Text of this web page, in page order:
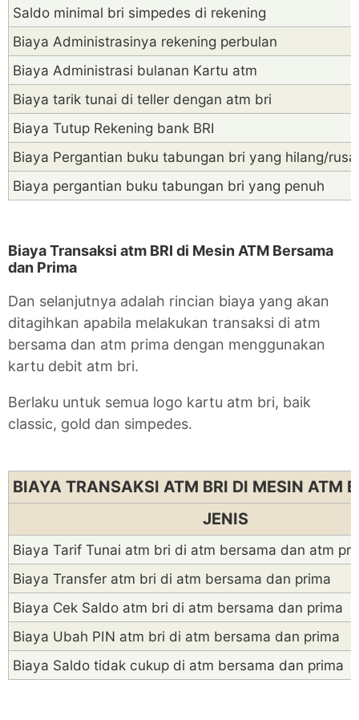
Saldo minimal bri simpedes di rekening
Biaya Administrasinya rekening perbulan
Biaya Administrasi bulanan Kartu atm
Biaya tarik tunai di teller dengan atm bri
Biaya Tutup Rekening bank BRI
Biaya Pergantian buku tabungan bri yang hilang/
Biaya pergantian buku tabungan bri yang penuh
Biaya Transaksi atm BRI di Mesin ATM Bersama
dan Prima
Dan selanjutnya adalah rincian biaya yang akan
ditagihkan apabila melakukan transaksi di atm
bersama dan atm prima dengan menggunakan
kartu debit atm bri.
Berlaku untuk semua logo kartu atm bri, baik
classic, gold dan simpedes.
BIAYA TRANSAKSI ATM BRI DI MESIN ATM
JENIS
Biaya Tarif Tunai atm bri di atm bersama dan atm
Biaya Transfer atm bri di atm bersama dan prima
Biaya Cek Saldo atm bri di atm bersama dan prima
Biaya Ubah PIN atm bri di atm bersama dan prima
Biaya Saldo tidak cukup di atm bersama dan prima